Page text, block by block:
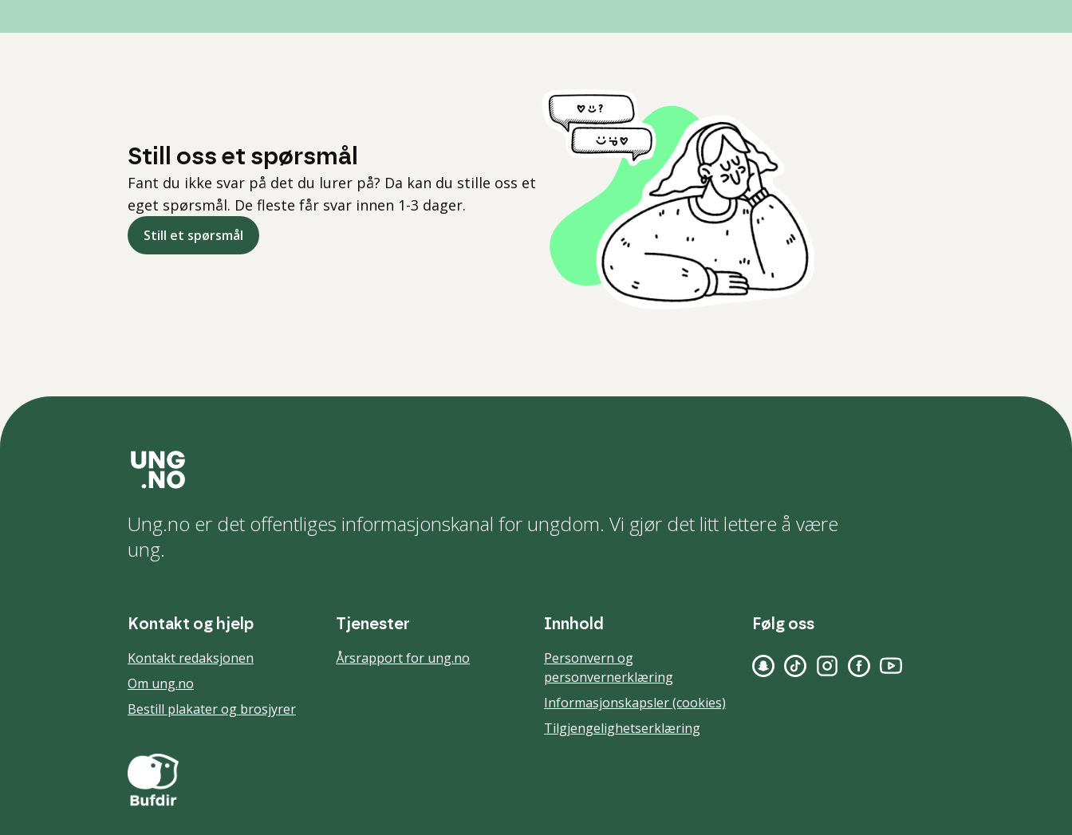
Still oss et spørsmål
Fant du ikke svar på det du lurer på? Da kan du stille oss et
eget spørsmål. De fleste får svar innen 1-3 dager.
Still et spørsmål
Ung.no er det offentliges informasjonskanal for ungdom. Vi gjør det litt lettere å være
ung.
Kontakt og hjelp
Kontakt redaksjonen
Om ung.no
Bestill plakater og brosjyrer
Tjenester
Årsrapport for ung.no
Innhold
Personvern og
personvernerklæring
Informasjonskapsler (cookies)
Tilgjengelighetserklæring
Følg oss